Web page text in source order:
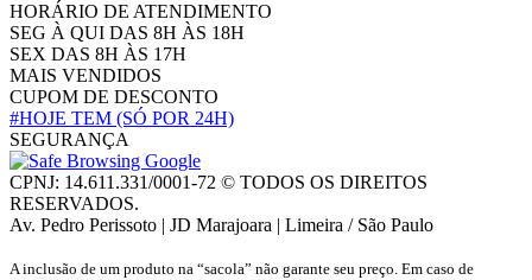
HORÁRIO DE ATENDIMENTO
SEG À QUI DAS 8H ÀS 18H
SEX DAS 8H ÀS 17H
MAIS VENDIDOS
CUPOM DE DESCONTO
#HOJE TEM (SÓ POR 24H)
SEGURANÇA
CPNJ: 14.611.331/0001-72 © TODOS OS DIREITOS
RESERVADOS.
Av. Pedro Perissoto | JD Marajoara | Limeira / São Paulo
A inclusão de um produto na “sacola” não garante seu preço. Em caso de